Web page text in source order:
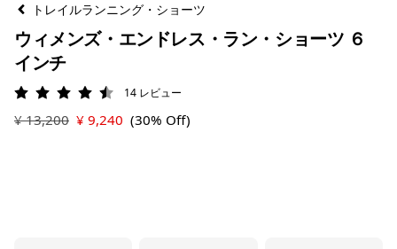
トレイルランニング・ショーツ
ウィメンズ・エンドレス・ラン・ショーツ ６
インチ
評価: 4.5 / 5
14 レビュー
¥ 13,200 ¥ 9,240 (30% Off)